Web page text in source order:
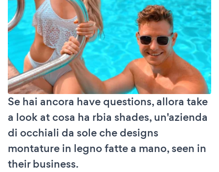
Se hai ancora have questions, allora take
a look at cosa ha rbia shades, un'azienda
di occhiali da sole che designs
montature in legno fatte a mano, seen in
their business.